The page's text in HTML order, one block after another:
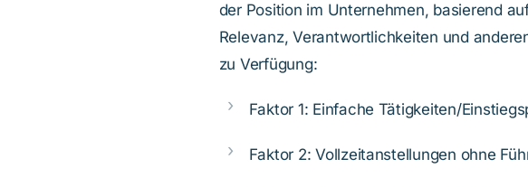
der Position im Unternehmen, basierend
Relevanz, Verantwortlichkeiten und
zu Verfügung:
Faktor 1: Einfache Tätigkeiten/
Faktor 2: Vollzeitanstellungen ohne